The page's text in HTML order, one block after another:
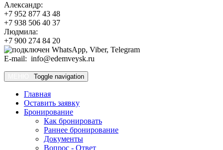
Александр:
+7 952 877 43 48
+7 938 506 40 37
Людмила:
+7 900 274 84 20
E-mail: info@edemveysk.ru
Toggle navigation
Главная
Оставить заявку
Бронирование
Как бронировать
Раннее бронирование
Документы
Вопрос - Ответ